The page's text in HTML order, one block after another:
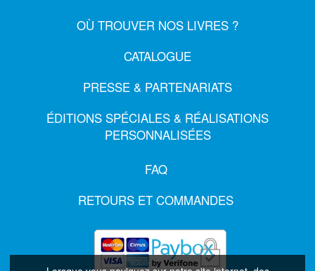
OÙ TROUVER NOS LIVRES ?
CATALOGUE
PRESSE & PARTENARIATS
ÉDITIONS SPÉCIALES & RÉALISATIONS
PERSONNALISÉES
FAQ
RETOURS ET COMMANDES